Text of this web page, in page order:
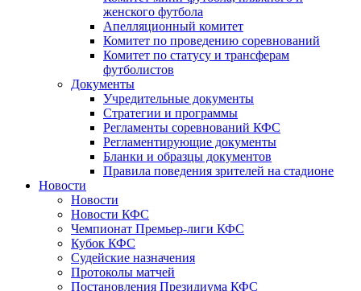
женского футбола
Апелляционный комитет
Комитет по проведению соревнований
Комитет по статусу и трансферам
футболистов
Документы
Учредительные документы
Стратегии и программы
Регламенты соревнований КФС
Регламентирующие документы
Бланки и образцы документов
Правила поведения зрителей на стадионе
Новости
Новости
Новости КФС
Чемпионат Премьер-лиги КФС
Кубок КФС
Судейские назначения
Протоколы матчей
Постановления Президиума КФС